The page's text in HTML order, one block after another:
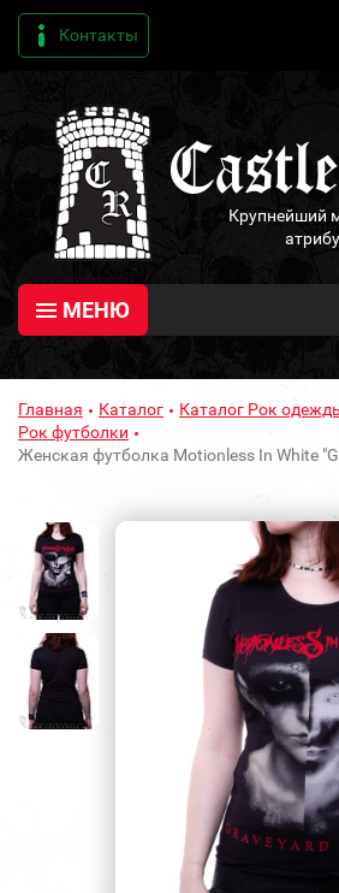
Контакты
Крупнейший
МЕНЮ
Главная Каталог
Каталог Рок
Рок футболки
Женская футболка Motionless In White